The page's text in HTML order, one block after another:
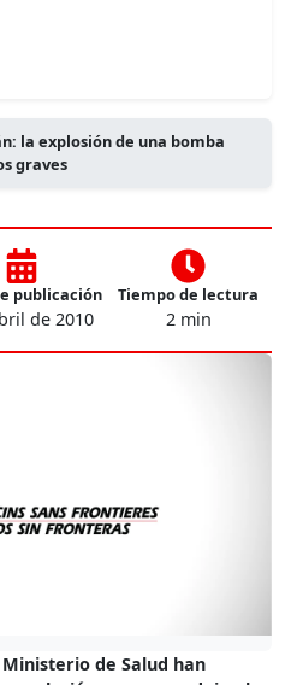
la explosión de una bomba
graves
publicación
de 2010
Tiempo de lectura
2 min
de Salud han